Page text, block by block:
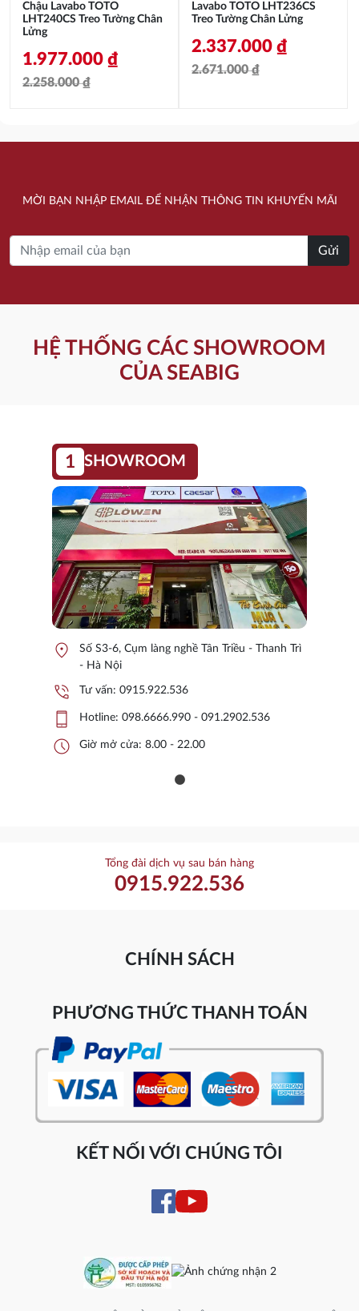
Chậu Lavabo TOTO
LHT240CS Treo Tường Chân
Lửng
2.258.000₫
1.977.000 ₫
1.977.000 ₫.
Lavabo TOTO LHT236CS
Treo Tường Chân Lửng
2.671.000₫
là:
2.337.000 ₫
tại
2.337.000 ₫.
MỜI BẠN NHẬP EMAIL ĐỂ NHẬN THÔNG TIN KHUYẾN MÃI
Gửi
HỆ THỐNG CÁC SHOWROOM
CỦA SEABIG
1 SHOWROOM
location_on
Số S3-6, Cụm làng nghề Tân Triều - Thanh Trì
- Hà Nội
phone_in_talk Tư vấn: 0915.922.536
phone_iphone Hotline: 098.6666.990 - 091.2902.536
schedule Giờ mở cửa: 8.00 - 22.00
Tổng đài dịch vụ sau bán hàng
0915.922.536
CHÍNH SÁCH
PHƯƠNG THỨC THANH TOÁN
KẾT NỐI VỚI CHÚNG TÔI